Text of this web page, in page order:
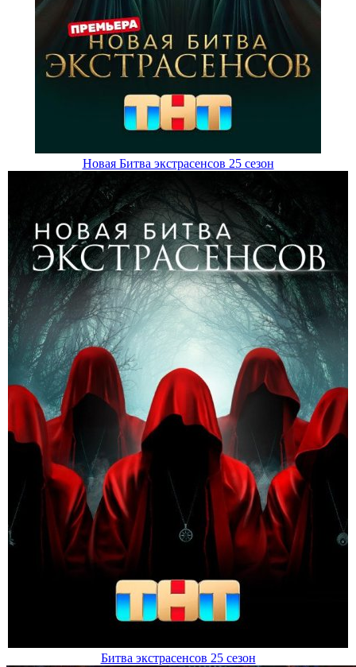
Новая Битва экстрасенсов 25 сезон
Битва экстрасенсов 25 сезон